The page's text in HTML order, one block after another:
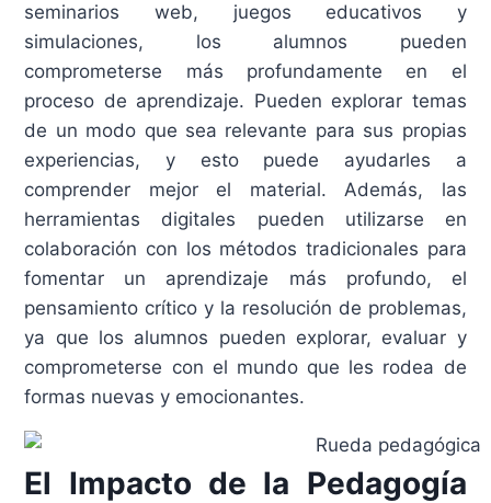
seminarios web, juegos educativos y
simulaciones, los alumnos pueden
comprometerse más profundamente en el
proceso de aprendizaje. Pueden explorar temas
de un modo que sea relevante para sus propias
experiencias, y esto puede ayudarles a
comprender mejor el material. Además, las
herramientas digitales pueden utilizarse en
colaboración con los métodos tradicionales para
fomentar un aprendizaje más profundo, el
pensamiento crítico y la resolución de problemas,
ya que los alumnos pueden explorar, evaluar y
comprometerse con el mundo que les rodea de
formas nuevas y emocionantes.
El Impacto de la Pedagogía